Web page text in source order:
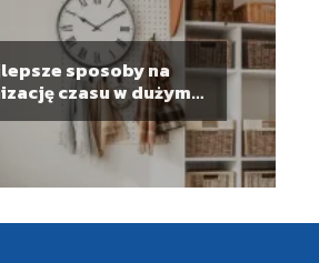
sposoby na
czasu w dużym
domowym